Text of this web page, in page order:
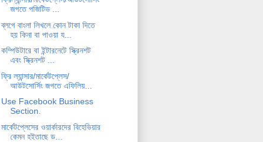
জগতে পজিটিভ ...
ব্লগে বাংলা লিখলে কোন টাকা দিতে
হয় কিনা বা পাওয়া য...
কম্পিউটারে বা ইন্টারনেটে স্ক্রিনশট
এবং স্ক্রিনশট ...
ফ্রি ল্যান্সার/মার্কেটপ্লেস/
আউটসোর্সিং জগতে এফিলিয়...
Use Facebook Business
Section.
মার্কেটপ্লেসের ওয়ার্কারদের বিহেভিয়ার
কেমন হইতাছে ড...